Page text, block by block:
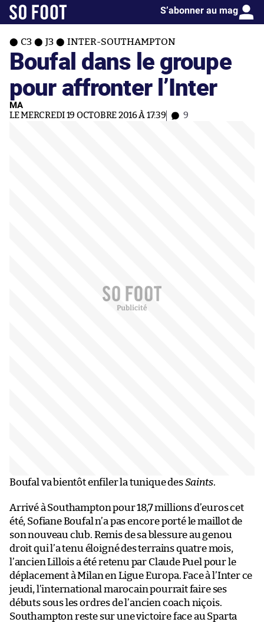
S’abonner au mag
C3 J3 INTER-SOUTHAMPTON
Boufal dans le groupe
pour affronter l’Inter
MA
LE MERCREDI 19 OCTOBRE 2016 À 17:39 9
Boufal va bientôt enfiler la tunique desSaints.
Arrivé à Southampton pour 18,7 millions d’euros cet
été, Sofiane Boufal n’a pas encore porté le maillot de
son nouveau club. Remis de sa blessure au genou
droit qui l’a tenu éloigné des terrains quatre mois,
l’ancien Lillois a été retenu par Claude Puel pour le
déplacement à Milan en Ligue Europa. Face à l’Inter ce
jeudi, l’international marocain pourrait faire ses
débuts sous les ordres de l’ancien coach niçois.
Southampton reste sur une victoire face au Sparta